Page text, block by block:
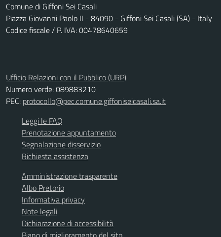
Comune di Giffoni Sei Casali
Piazza Giovanni Paolo II - 84090 - Giffoni Sei Casali (SA) - Italy
Codice fiscale / P. IVA: 00478640659
Ufficio Relazioni con il Pubblico (URP)
Numero verde: 089883210
PEC: protocollo@pec.comune.giffoniseicasali.sa.it
Leggi le FAQ
Prenotazione appuntamento
Segnalazione disservizio
Richiesta assistenza
Amministrazione trasparente
Albo Pretorio
Informativa privacy
Note legali
Dichiarazione di accessibilità